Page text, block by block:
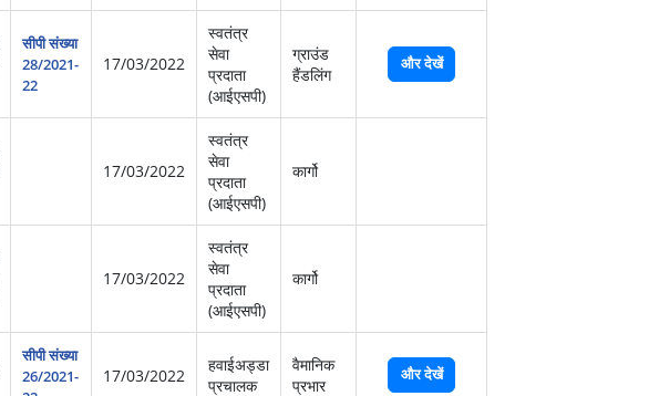
सीपी संख्या
28/2021-
22
17/03/2022
स्‍वतंत्र
सेवा
प्रदाता
(आईएसपी)
ग्राउंड
हैंडलिंग
और देखें
17/03/2022
स्‍वतंत्र
सेवा
प्रदाता
(आईएसपी)
कार्गो
17/03/2022
स्‍वतंत्र
सेवा
प्रदाता
(आईएसपी)
कार्गो
सीपी संख्या
26/2021-
17/03/2022
हवाईअड्डा
प्रचालक
वैमानिक
प्रभार
और देखें